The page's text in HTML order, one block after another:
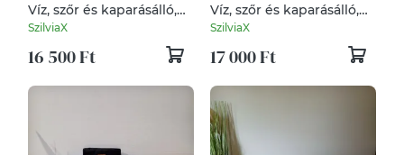
Víz, szőr és kaparásálló,
lehúzható és mosható
SzilviaX
16 500 Ft
Víz, szőr és kaparásálló,
lehúzható és mosható
SzilviaX
17 000 Ft